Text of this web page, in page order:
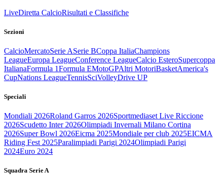
LiveDiretta CalcioRisultati e Classifiche
Sezioni
CalcioMercatoSerie ASerie BCoppa ItaliaChampions
LeagueEuropa LeagueConference LeagueCalcio EsteroSupercoppa
ItalianaFormula 1Formula EMotoGPAltri MotoriBasketAmerica's
CupNations LeagueTennisSciVolleyDrive UP
Speciali
Mondiali 2026Roland Garros 2026Sportmediaset Live Riccione
2026Scudetto Inter 2026Olimpiadi Invernali Milano Cortina
2026Super Bowl 2026Eicma 2025Mondiale per club 2025EICMA
Riding Fest 2025Paralimpiadi Parigi 2024Olimpiadi Parigi
2024Euro 2024
Squadra Serie A